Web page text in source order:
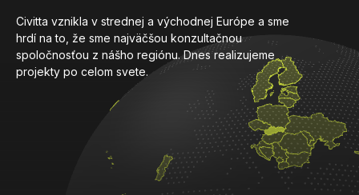
Civitta vznikla v strednej a východnej Európe a sme
hrdí na to, že sme najväčšou konzultačnou
spoločnosťou z nášho regiónu. Dnes realizujeme
projekty po celom svete.